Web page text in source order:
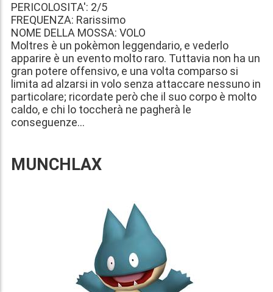
PERICOLOSITA': 2/5
FREQUENZA: Rarissimo
NOME DELLA MOSSA: VOLO
Moltres è un pokèmon leggendario, e vederlo
apparire è un evento molto raro. Tuttavia non ha un
gran potere offensivo, e una volta comparso si
limita ad alzarsi in volo senza attaccare nessuno in
particolare; ricordate però che il suo corpo è molto
caldo, e chi lo toccherà ne pagherà le
conseguenze...
MUNCHLAX